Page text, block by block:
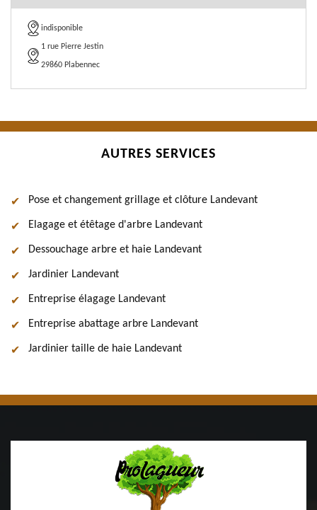
indisponible
1 rue Pierre Jestin
29860 Plabennec
AUTRES SERVICES
Pose et changement grillage et clôture Landevant
Elagage et étêtage d'arbre Landevant
Dessouchage arbre et haie Landevant
Jardinier Landevant
Entreprise élagage Landevant
Entreprise abattage arbre Landevant
Jardinier taille de haie Landevant